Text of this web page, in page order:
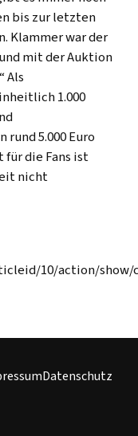
bis zur letzten
Klammer war der
mit der Auktion
Als
1.000
5.000 Euro
für die Fans ist
nicht
10/action/
Datenschutz